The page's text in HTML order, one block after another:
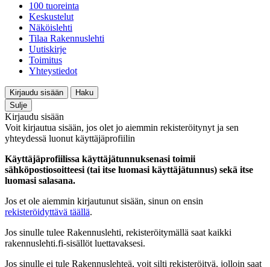
100 tuoreinta
Keskustelut
Näköislehti
Tilaa Rakennuslehti
Uutiskirje
Toimitus
Yhteystiedot
Kirjaudu sisään
Haku
Sulje
Kirjaudu sisään
Voit kirjautua sisään, jos olet jo aiemmin rekisteröitynyt ja sen
yhteydessä luonut käyttäjäprofiilin
Käyttäjäprofiilissa käyttäjätunnuksenasi toimii
sähköpostiosoitteesi (tai itse luomasi käyttäjätunnus) sekä itse
luomasi salasana.
Jos et ole aiemmin kirjautunut sisään, sinun on ensin
rekisteröidyttävä täällä.
Jos sinulle tulee Rakennuslehti, rekisteröitymällä saat kaikki
rakennuslehti.fi-sisällöt luettavaksesi.
Jos sinulle ei tule Rakennuslehteä, voit silti rekisteröityä, jolloin saat